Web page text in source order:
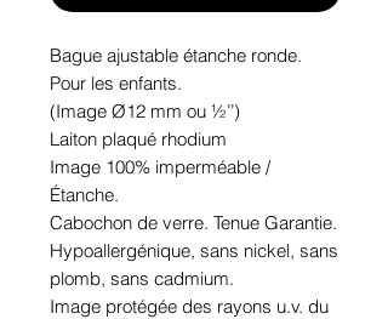
Bague ajustable étanche ronde.
Pour les enfants.
(Image Ø12 mm ou ½’’)
Laiton plaqué rhodium
Image 100% imperméable /
Étanche.
Cabochon de verre. Tenue Garantie.
Hypoallergénique, sans nickel, sans
plomb, sans cadmium.
Image protégée des rayons u.v. du